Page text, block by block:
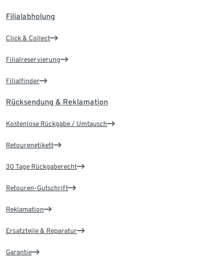
Filialabholung
Click & Collect
Filialreservierung
Filialfinder
Rücksendung & Reklamation
Kostenlose Rückgabe / Umtausch
Retourenetikett
30 Tage Rückgaberecht
Retouren-Gutschrift
Reklamation
Ersatzteile & Reparatur
Garantie